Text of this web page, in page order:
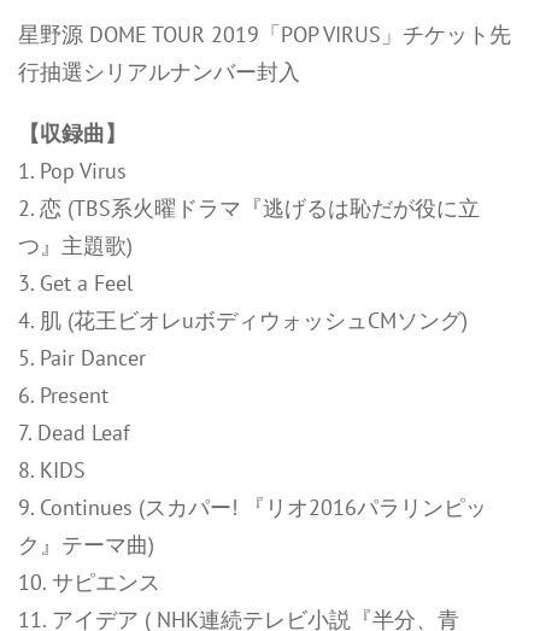
星野源 DOME TOUR 2019「POP VIRUS」チケット先
行抽選シリアルナンバー封入
【収録曲】
1. Pop Virus
2. 恋 (TBS系火曜ドラマ『逃げるは恥だが役に立
つ』主題歌)
3. Get a Feel
4. 肌 (花王ビオレuボディウォッシュCMソング)
5. Pair Dancer
6. Present
7. Dead Leaf
8. KIDS
9. Continues (スカパー! 『リオ2016パラリンピッ
ク』テーマ曲)
10. サピエンス
11. アイデア ( NHK連続テレビ小説『半分、青